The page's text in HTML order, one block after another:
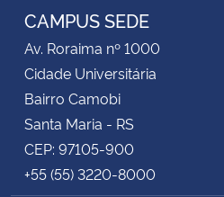
CAMPUS SEDE
Av. Roraima nº 1000
Cidade Universitária
Bairro Camobi
Santa Maria - RS
CEP: 97105-900
+55 (55) 3220-8000